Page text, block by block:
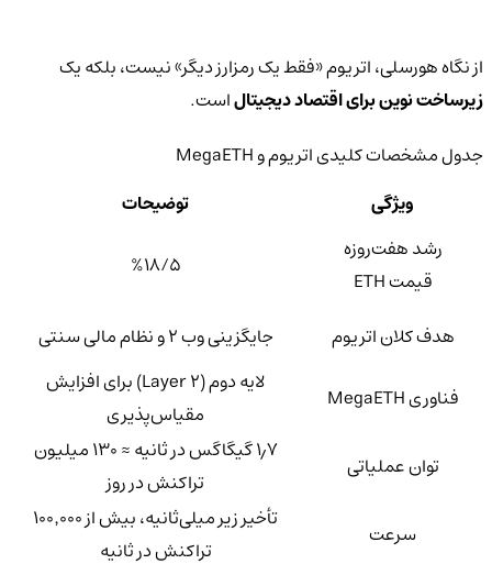
از نگاه هورسلی، اتریوم «فقط یک رمزارز دیگر» نیست، بلکه یک
زیرساخت نوین برای اقتصاد دیجیتالاست.
جدول مشخصات کلیدی اتریوم و MegaETH
ویژگی
توضیحات
رشد هفت‌روزه
قیمت ETH
%۱۸/۵
هدف کلان اتریوم
جایگزینی وب ۲ و نظام مالی سنتی
فناوری MegaETH
لایه دوم (Layer 2) برای افزایش
مقیاس‌پذیری
توان عملیاتی
۱٫۷ گیگاگس در ثانیه ≈ ۱۳۰ میلیون
تراکنش در روز
سرعت
تأخیر زیر میلی‌ثانیه، بیش از ۱۰۰٬۰۰۰
تراکنش در ثانیه